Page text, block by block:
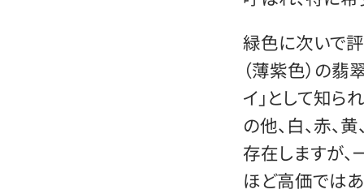
緑色に次いで
（薄紫色）の翡
イ」として知ら
の他、白、赤、
存在しますが
ほど高価ではあ